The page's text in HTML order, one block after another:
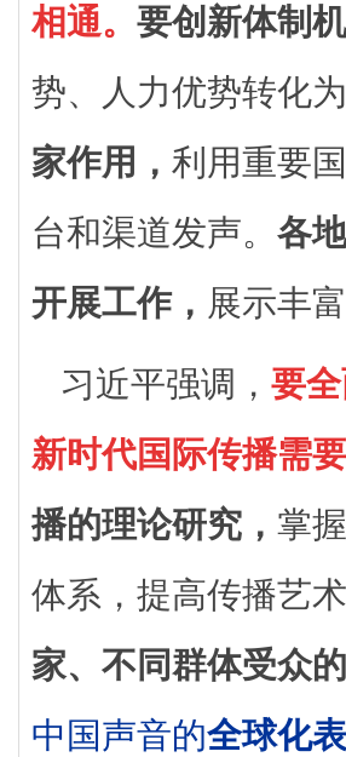
相通。 要创新体制机
势、人力优势转化为
家作用， 利用重要
台和渠道发声。 各
开展工作， 展示丰
习近平强调， 要
新时代国际传播需
播的理论研究， 掌
体系，提高传播艺术
家、不同群体受众
中国声音的全球化